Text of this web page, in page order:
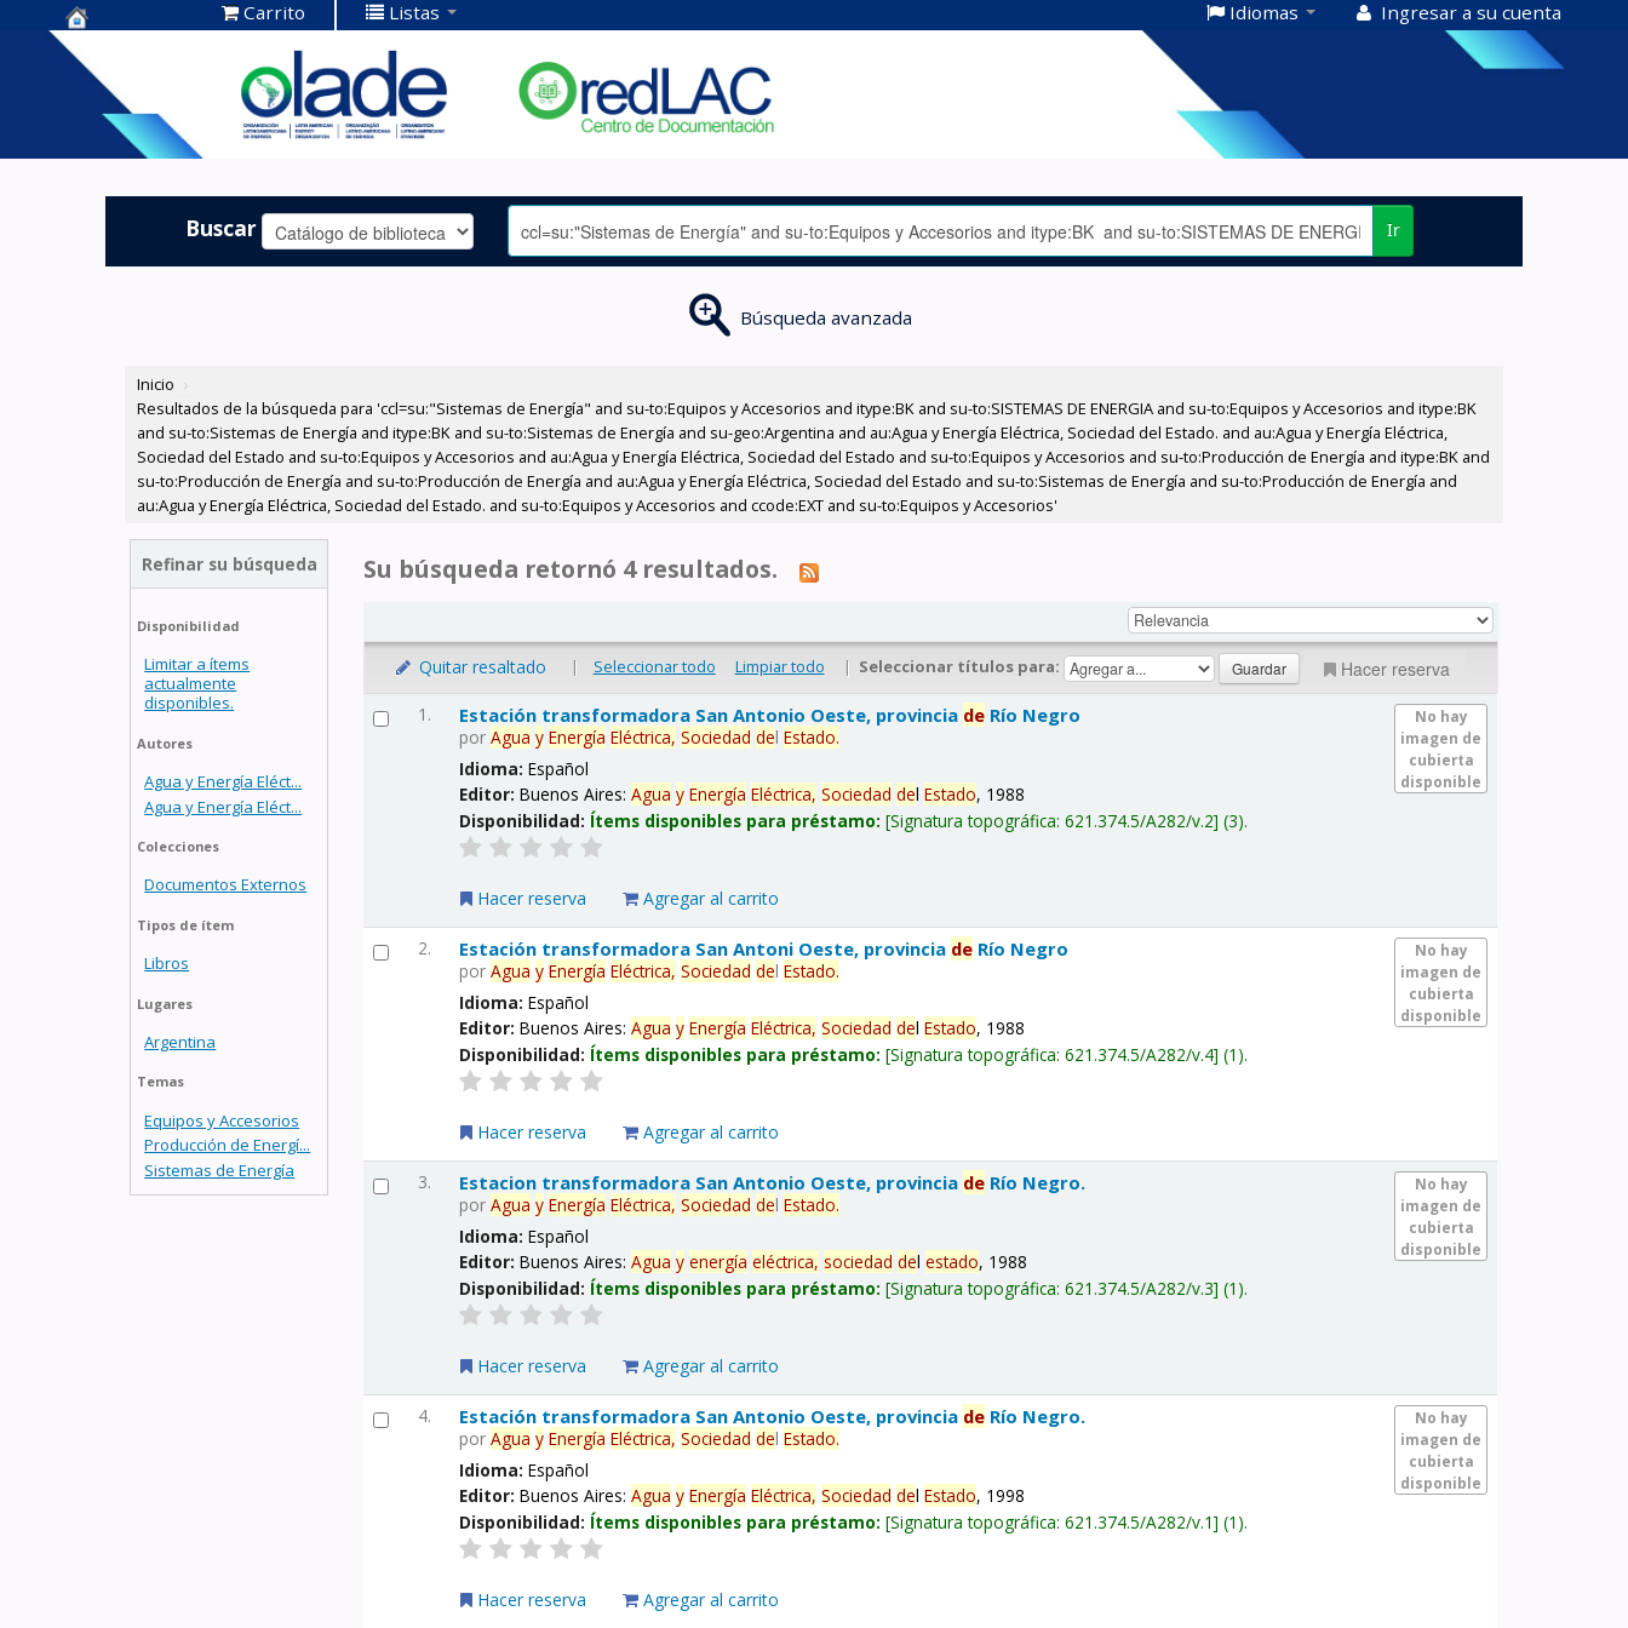
Centro de
Documentación
OLADE -
Carrito Listas Idiomas Ingresar a su cuenta
Buscar Ir
Búsqueda avanzada
Inicio ›
Resultados de la búsqueda para 'ccl=su:"Sistemas de Energía" and su-to:Equipos y Accesorios and itype:BK and su-to:SISTEMAS DE ENERGIA and su-to:Equipos y Accesorios and itype:BK
and su-to:Sistemas de Energía and itype:BK and su-to:Sistemas de Energía and su-geo:Argentina and au:Agua y Energía Eléctrica, Sociedad del Estado. and au:Agua y Energía Eléctrica,
Sociedad del Estado and su-to:Equipos y Accesorios and au:Agua y Energía Eléctrica, Sociedad del Estado and su-to:Equipos y Accesorios and su-to:Producción de Energía and itype:BK and
su-to:Producción de Energía and su-to:Producción de Energía and au:Agua y Energía Eléctrica, Sociedad del Estado and su-to:Sistemas de Energía and su-to:Producción de Energía and
au:Agua y Energía Eléctrica, Sociedad del Estado. and su-to:Equipos y Accesorios and ccode:EXT and su-to:Equipos y Accesorios'
Refinar su búsqueda
Disponibilidad
Limitar a ítems
actualmente
disponibles.
Autores
Agua y Energía Eléct...
Agua y Energía Eléct...
Colecciones
Documentos Externos
Tipos de ítem
Libros
Lugares
Argentina
Temas
Equipos y Accesorios
Producción de Energí...
Sistemas de Energía
Su búsqueda retornó 4 resultados.
Quitar resaltado | Seleccionar todo Limpiar todo | Seleccionar títulos para: Hacer reserva
1.
No hay
imagen de
cubierta
disponible
Estación transformadora San Antonio Oeste, provincia de Río Negro
porAgua y Energía Eléctrica, Sociedad delEstado.
Idioma:Español
Editor:Buenos Aires:Agua y Energía Eléctrica, Sociedad delEstado, 1988
Disponibilidad: Ítems disponibles para préstamo: Signatura topográfica:621.374.5/A282/v.2 (3).
Hacer reserva Agregar al carrito
2.
No hay
imagen de
cubierta
disponible
Estación transformadora San Antoni Oeste, provincia de Río Negro
porAgua y Energía Eléctrica, Sociedad delEstado.
Idioma:Español
Editor:Buenos Aires:Agua y Energía Eléctrica, Sociedad delEstado, 1988
Disponibilidad: Ítems disponibles para préstamo: Signatura topográfica:621.374.5/A282/v.4 (1).
Hacer reserva Agregar al carrito
3.
No hay
imagen de
cubierta
disponible
Estacion transformadora San Antonio Oeste, provincia de Río Negro.
porAgua y Energía Eléctrica, Sociedad delEstado.
Idioma:Español
Editor:Buenos Aires:Agua y energía eléctrica, sociedad delestado, 1988
Disponibilidad: Ítems disponibles para préstamo: Signatura topográfica:621.374.5/A282/v.3 (1).
Hacer reserva Agregar al carrito
4.
No hay
imagen de
cubierta
disponible
Estación transformadora San Antonio Oeste, provincia de Río Negro.
porAgua y Energía Eléctrica, Sociedad delEstado.
Idioma:Español
Editor:Buenos Aires:Agua y Energía Eléctrica, Sociedad delEstado, 1998
Disponibilidad: Ítems disponibles para préstamo: Signatura topográfica:621.374.5/A282/v.1 (1).
Hacer reserva Agregar al carrito